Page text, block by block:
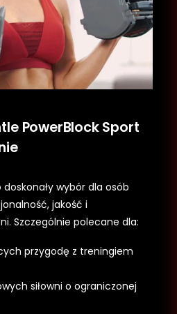
PowerBlock Sport
wybór dla osób
jakość i
Szczególnie polecane dla:
przygodę z treningiem
siłowni o ograniczonej